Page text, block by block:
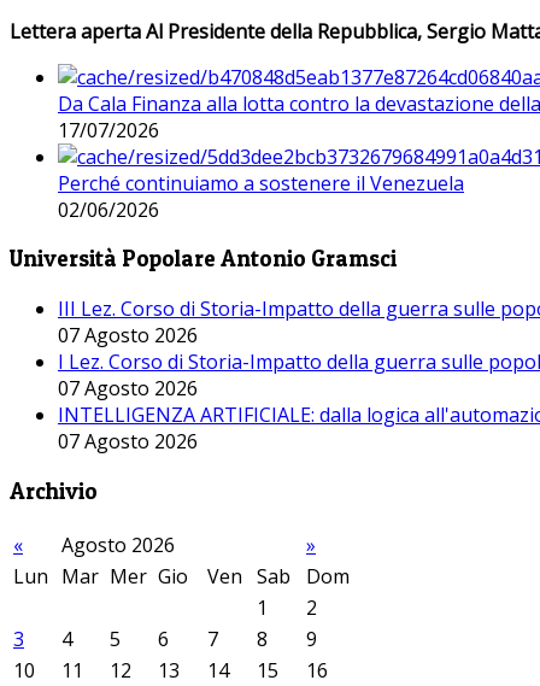
Lettera aperta Al Presidente della Repubblica, Sergio
Da Cala Finanza alla lotta contro la devastazione
17/07/2026
Perché continuiamo a sostenere il Venezuela
02/06/2026
Università Popolare Antonio Gramsci
III Lez. Corso di Storia-Impatto della guerra sulle
07 Agosto 2026
I Lez. Corso di Storia-Impatto della guerra sulle
07 Agosto 2026
INTELLIGENZA ARTIFICIALE: dalla logica
07 Agosto 2026
Archivio
« Agosto 2026
»
Lun Mar Mer Gio Ven Sab
Dom
1
2
3
4 5 6 7 8
9
10
11 12 13 14 15
16